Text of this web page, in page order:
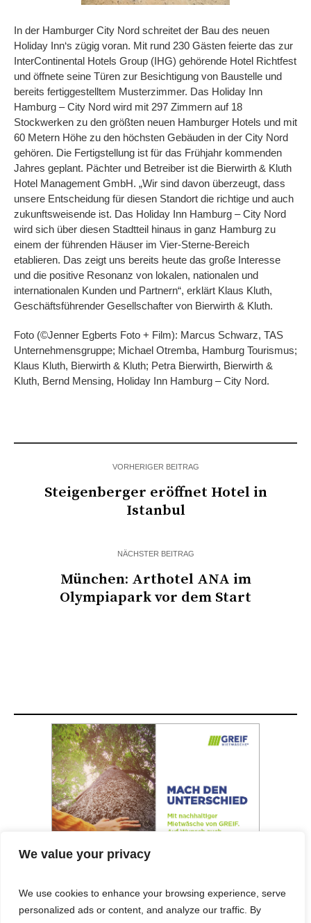
We value your privacy
We use cookies to enhance your browsing experience, serve
personalized ads or content, and analyze our traffic. By
In der Hamburger City Nord schreitet der Bau des neuen
Holiday Inn‘s zügig voran. Mit rund 230 Gästen feierte das zur
InterContinental Hotels Group (IHG) gehörende Hotel Richtfest
und öffnete seine Türen zur Besichtigung von Baustelle und
bereits fertiggestelltem Musterzimmer. Das Holiday Inn
Hamburg – City Nord wird mit 297 Zimmern auf 18
Stockwerken zu den größten neuen Hamburger Hotels und mit
60 Metern Höhe zu den höchsten Gebäuden in der City Nord
gehören. Die Fertigstellung ist für das Frühjahr kommenden
Jahres geplant. Pächter und Betreiber ist die Bierwirth & Kluth
Hotel Management GmbH. „Wir sind davon überzeugt, dass
unsere Entscheidung für diesen Standort die richtige und auch
zukunftsweisende ist. Das Holiday Inn Hamburg – City Nord
wird sich über diesen Stadtteil hinaus in ganz Hamburg zu
einem der führenden Häuser im Vier-Sterne-Bereich
etablieren. Das zeigt uns bereits heute das große Interesse
und die positive Resonanz von lokalen, nationalen und
internationalen Kunden und Partnern“, erklärt Klaus Kluth,
Geschäftsführender Gesellschafter von Bierwirth & Kluth.
Foto (©Jenner Egberts Foto + Film): Marcus Schwarz, TAS
Unternehmensgruppe; Michael Otremba, Hamburg Tourismus;
Klaus Kluth, Bierwirth & Kluth; Petra Bierwirth, Bierwirth &
Kluth, Bernd Mensing, Holiday Inn Hamburg – City Nord.
VORHERIGER BEITRAG
Steigenberger eröffnet Hotel in
Istanbul
NÄCHSTER BEITRAG
München: Arthotel ANA im
Olympiapark vor dem Start
© 2025 Cost&Logis